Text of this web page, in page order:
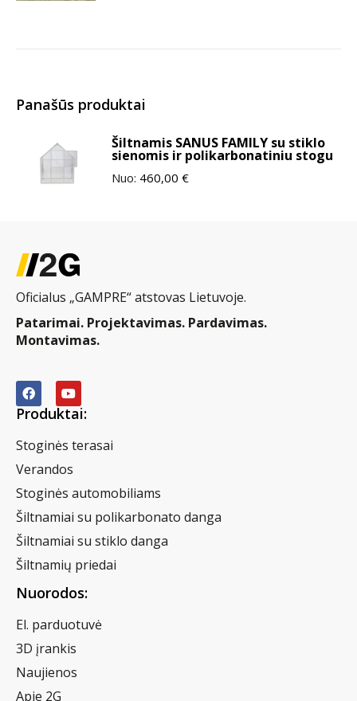
Panašūs produktai
Šiltnamis SANUS FAMILY su stiklo
sienomis ir polikarbonatiniu stogu
Nuo: 460,00 €
Oficialus „GAMPRE“ atstovas Lietuvoje.
Patarimai. Projektavimas. Pardavimas.
Montavimas.
Produktai:
Stoginės terasai
Verandos
Stoginės automobiliams
Šiltnamiai su polikarbonato danga
Šiltnamiai su stiklo danga
Šiltnamių priedai
Nuorodos:
El. parduotuvė
3D įrankis
Naujienos
Apie 2G